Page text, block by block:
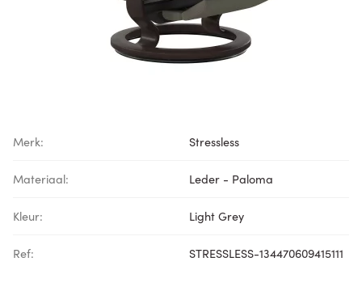
Merk: Stressless
Materiaal: Leder - Paloma
Kleur: Light Grey
Ref: STRESSLESS-134470609415111